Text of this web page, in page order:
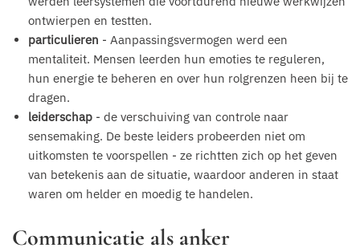
ontwierpen en testten.
particulieren - Aanpassingsvermogen werd een
mentaliteit. Mensen leerden hun emoties te reguleren,
hun energie te beheren en over hun rolgrenzen heen bij te
dragen.
leiderschap - de verschuiving van controle naar
sensemaking. De beste leiders probeerden niet om
uitkomsten te voorspellen - ze richtten zich op het geven
van betekenis aan de situatie, waardoor anderen in staat
waren om helder en moedig te handelen.
Communicatie als anker